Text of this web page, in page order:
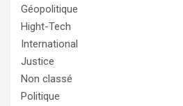
Géopolitique
Hight-Tech
International
Justice
Non classé
Politique